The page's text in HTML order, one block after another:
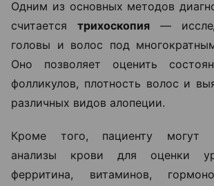
Одним из основных методов
считается трихоскопия —
головы и волос под
Оно позволяет оценить
фолликулов, плотность волос и
различных видов алопеции.
Кроме того, пациенту могут
анализы крови для оценки
ферритина, витаминов,